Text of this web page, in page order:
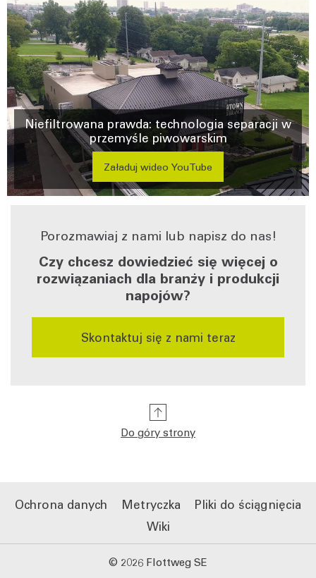
Niefiltrowana prawda: technologia separacji w
przemyśle piwowarskim
Załaduj wideo YouTube
Porozmawiaj z nami lub napisz do nas!
Czy chcesz dowiedzieć się więcej o
rozwiązaniach dla branży i produkcji
napojów?
Skontaktuj się z nami teraz
Do góry strony
© 2026 Flottweg SE
Ochrona danych Metryczka
Pliki do ściągnięcia
Wiki